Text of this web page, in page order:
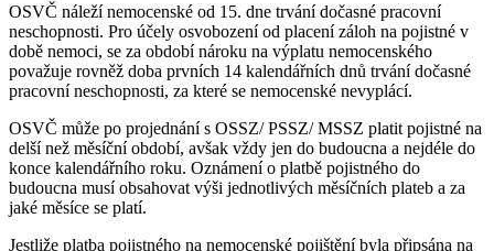
OSVČ náleží nemocenské od 15. dne trvání dočasné pracovní
neschopnosti. Pro účely osvobození od placení záloh na pojistné v
době nemoci, se za období nároku na výplatu nemocenského
považuje rovněž doba prvních 14 kalendářních dnů trvání dočasné
pracovní neschopnosti, za které se nemocenské nevyplácí.
OSVČ může po projednání s OSSZ/ PSSZ/ MSSZ platit pojistné na
delší než měsíční období, avšak vždy jen do budoucna a nejdéle do
konce kalendářního roku. Oznámení o platbě pojistného do
budoucna musí obsahovat výši jednotlivých měsíčních plateb a za
jaké měsíce se platí.
Jestliže platba pojistného na nemocenské pojištění byla připsána na